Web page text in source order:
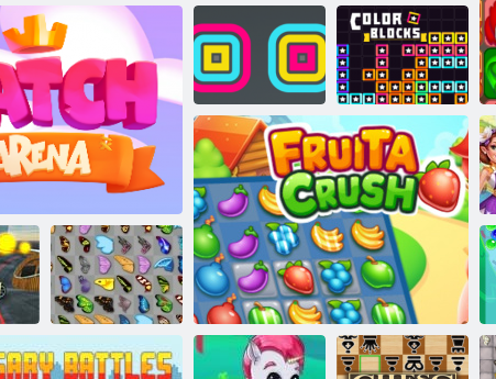
סונייקוא הבמוז
10x10 המאתה
םיקולב
עבורמ םרעמ םיינועבצ םיקולב